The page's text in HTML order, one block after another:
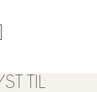
TIL